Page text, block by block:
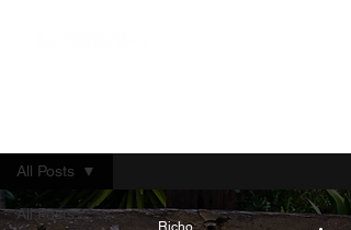
All Posts
All Posts
Richo